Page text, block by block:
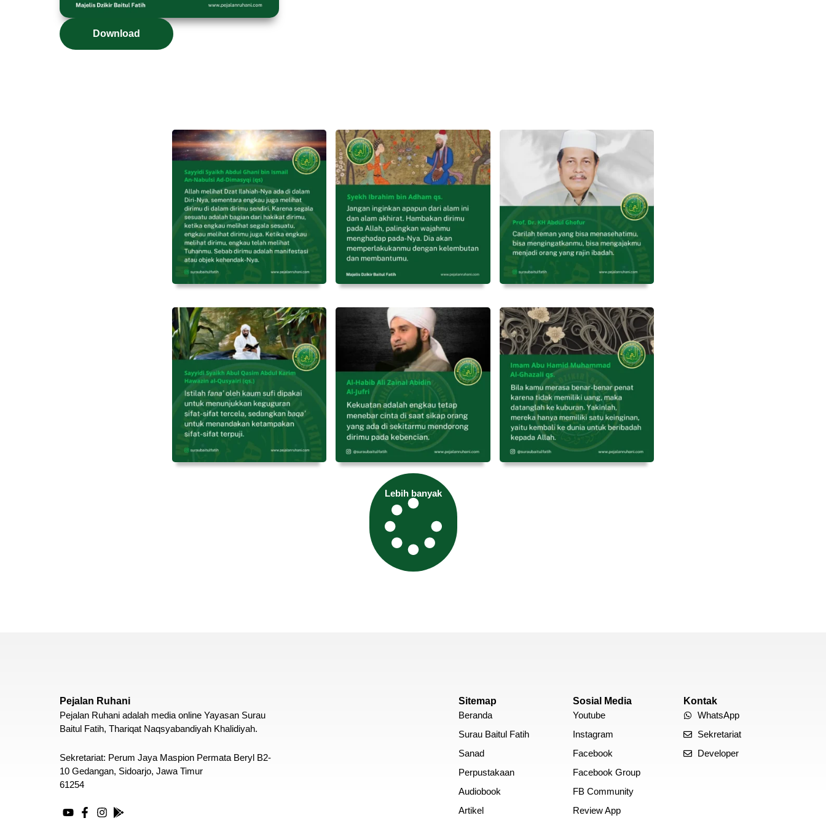
Download
Lebih banyak
Pejalan Ruhani
Pejalan Ruhani adalah media online Yayasan Surau
Baitul Fatih, Thariqat Naqsyabandiyah Khalidiyah.
Sekretariat: Perum Jaya Maspion Permata Beryl B2-
10 Gedangan, Sidoarjo, Jawa Timur
61254
Sitemap
Beranda
Surau Baitul Fatih
Sanad
Perpustakaan
Audiobook
Artikel
Sosial Media
Youtube
Instagram
Facebook
Facebook Group
FB Community
Review App
Kontak
WhatsApp
Sekretariat
Developer